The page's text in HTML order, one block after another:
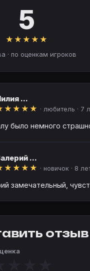
5
★ ★ ★ ★ ★
· по оценкам игроков
...
★ ★ ★ ★ · любитель · 7
было немного
...
★ ★ ★ ★ · новичок · 8
замечательный,
отзыв